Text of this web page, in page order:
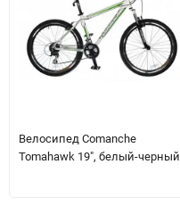
Велосипед Comanche
Tomahawk 19", белый-черный